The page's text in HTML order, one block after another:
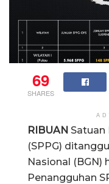
69
SHARES
RIBUAN Satuan
(SPPG)
Nasional (BGN)
Penangguhan